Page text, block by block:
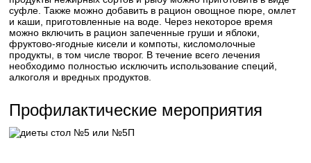
суфле. Также можно добавить в рацион овощное пюре, омлет
и каши, приготовленные на воде. Через некоторое время
можно включить в рацион запеченные груши и яблоки,
фруктово-ягодные кисели и компоты, кисломолочные
продукты, в том числе творог. В течение всего лечения
необходимо полностью исключить использование специй,
алкоголя и вредных продуктов.
Профилактические мероприятия